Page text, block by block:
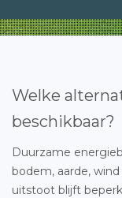
Welke
beschikbaar?
Duurzame
bodem, aarde,
uitstoot blijft